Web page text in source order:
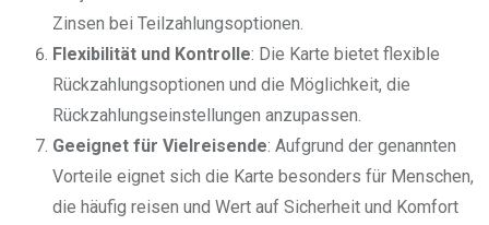
Zinsen bei Teilzahlungsoptionen.
Flexibilität und Kontrolle: Die Karte bietet flexible
Rückzahlungsoptionen und die Möglichkeit, die
Rückzahlungseinstellungen anzupassen.
Geeignet für Vielreisende: Aufgrund der genannten
Vorteile eignet sich die Karte besonders für Menschen,
die häufig reisen und Wert auf Sicherheit und Komfort